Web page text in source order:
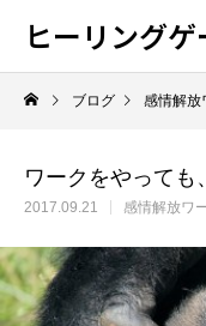
ヒーリングゲ
ブログ 感情解放
ワークをやっても
2017.09.21 感情解放ワ